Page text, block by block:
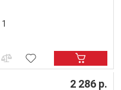
1
2 286 р.